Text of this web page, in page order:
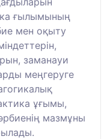
ғылымының
мен оқыту
заманауи
меңгеруге
ұғымы,
мазмұны